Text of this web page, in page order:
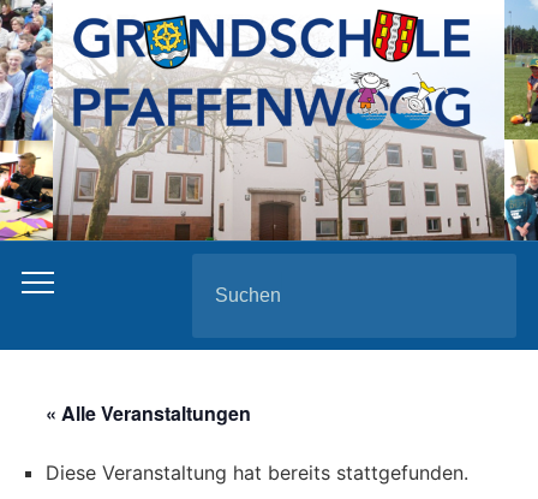
for:
« Alle Veranstaltungen
Diese Veranstaltung hat bereits stattgefunden.